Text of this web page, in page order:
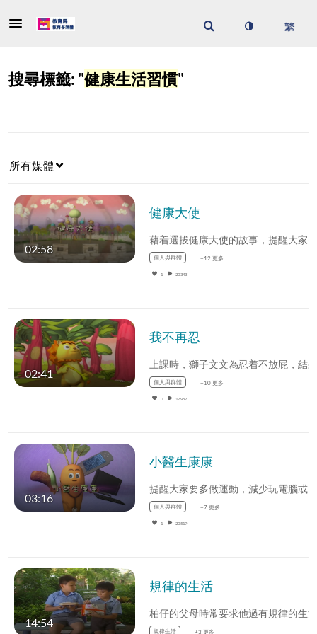
搜尋標籤: "健康生活習慣"
所有媒體
02:58
健康大使
個人與群體 +12 更多
1 20,343
02:41
我不再忍
個人與群體 +10 更多
0 17,957
03:16
小醫生康康
個人與群體 +7 更多
1 20,519
14:54
規律的生活
規律生活 +3 更多